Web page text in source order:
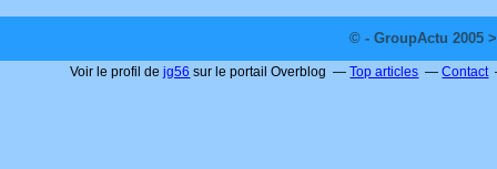
© - GroupActu 2005
Voir le profil dejg56 sur le portail Overblog Top articles Contact